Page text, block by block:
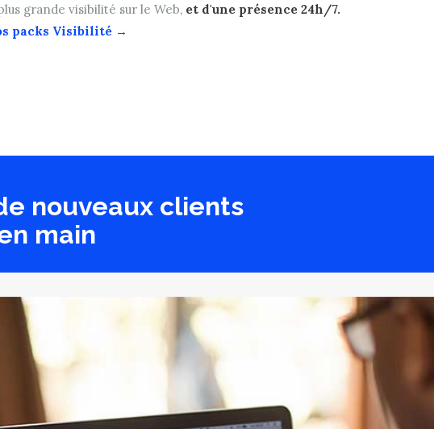
grande visibilité sur le Web, et d'une présence 24h/7.
packs Visibilité →
nouveaux clients
main